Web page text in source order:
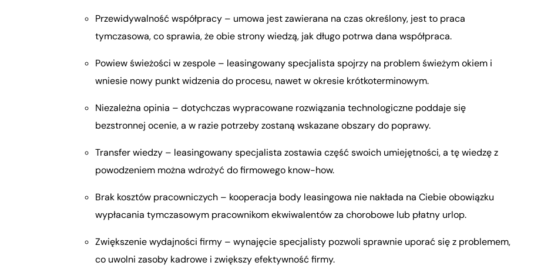
Przewidywalność współpracy – umowa jest zawierana na czas określony, jest to praca
tymczasowa, co sprawia, że obie strony wiedzą, jak długo potrwa dana współpraca.
Powiew świeżości w zespole – leasingowany specjalista spojrzy na problem świeżym okiem i
wniesie nowy punkt widzenia do procesu, nawet w okresie krótkoterminowym.
Niezależna opinia – dotychczas wypracowane rozwiązania technologiczne poddaje się
bezstronnej ocenie, a w razie potrzeby zostaną wskazane obszary do poprawy.
Transfer wiedzy – leasingowany specjalista zostawia część swoich umiejętności, a tę wiedzę z
powodzeniem można wdrożyć do firmowego know-how.
Brak kosztów pracowniczych – kooperacja body leasingowa nie nakłada na Ciebie obowiązku
wypłacania tymczasowym pracownikom ekwiwalentów za chorobowe lub płatny urlop.
Zwiększenie wydajności firmy – wynajęcie specjalisty pozwoli sprawnie uporać się z problemem,
co uwolni zasoby kadrowe i zwiększy efektywność firmy.